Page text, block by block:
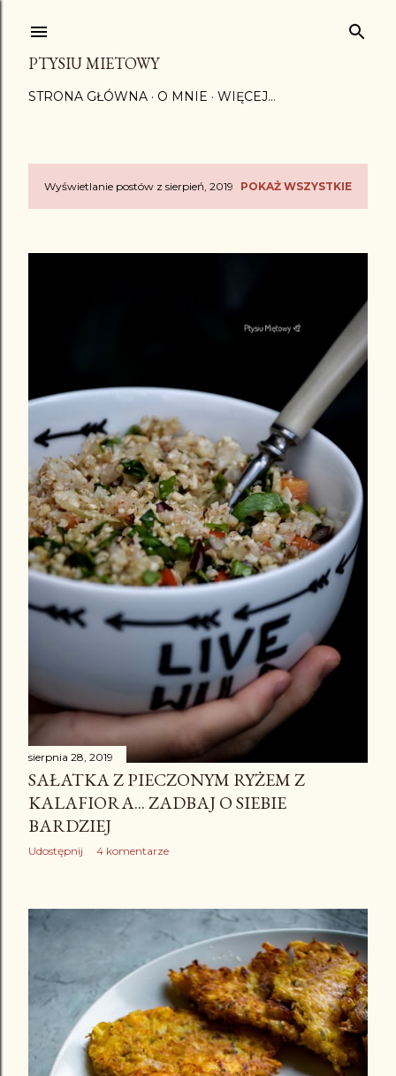
PTYSIU MIETOWY
STRONA GŁÓWNA O MNIE WIĘCEJ…
PWyświetlanie postów z sierpień, 2019 POKAŻ WSZYSTKIE
sierpnia 28, 2019
SAŁATKA Z PIECZONYM RYŻEM Z
KALAFIORA... ZADBAJ O SIEBIE
BARDZIEJ
Udostępnij 4 komentarze